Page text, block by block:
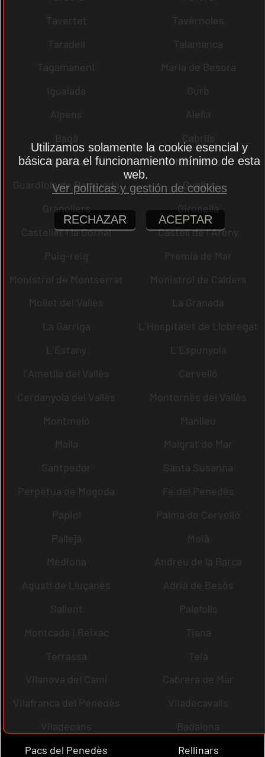
Tavertet
Tavèrnoles
Taradell
Talamanca
Tagamanent
Maria de Besora
Igualada
Gurb
Alpens
Alella
Bagà
Cabrils
Manresa
Navarcles
Guardiola de Berguedà
Gualba
Granollers
Gironella
Castellet i la Gornal
Castell de l´Areny
Puig-reig
Premià de Mar
Monistrol de Montserrat
Monistrol de Calders
Mollet del Vallès
La Granada
La Garriga
L´Hospitalet de Llobregat
L´Estany
L´Espunyola
l´Ametlla del Vallès
Cervelló
Cerdanyola del Vallès
Montornès del Vallès
Montmeló
Manlleu
Malla
Malgrat de Mar
Santpedor
Santa Susanna
Perpètua de Mogoda
Fe del Penedès
Papiol
Palma de Cervelló
Pallejà
Moià
Mediona
Andreu de la Barca
Agustí de Lluçanès
Adrià de Besòs
Sallent
Palafolls
Montcada i Reixac
Tiana
Terrassa
Teià
Vilanova del Camí
Cabrera de Mar
Vilafranca del Penedès
Viladecavalls
Viladecans
Badalona
Pacs del Penedès
Rellinars
Utilizamos solamente la cookie esencial y
básica para el funcionamiento mínimo de esta
web.
Ver políticas y gestión de cookies
RECHAZAR ACEPTAR